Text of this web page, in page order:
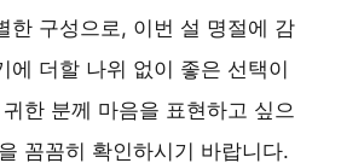
한 구성으로, 이번 설 명절에 감
에 더할 나위 없이 좋은 선택이
한 분께 마음을 표현하고 싶으
꼼꼼히 확인하시기 바랍니다.